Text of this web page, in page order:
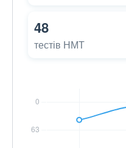
48
тестів НМТ